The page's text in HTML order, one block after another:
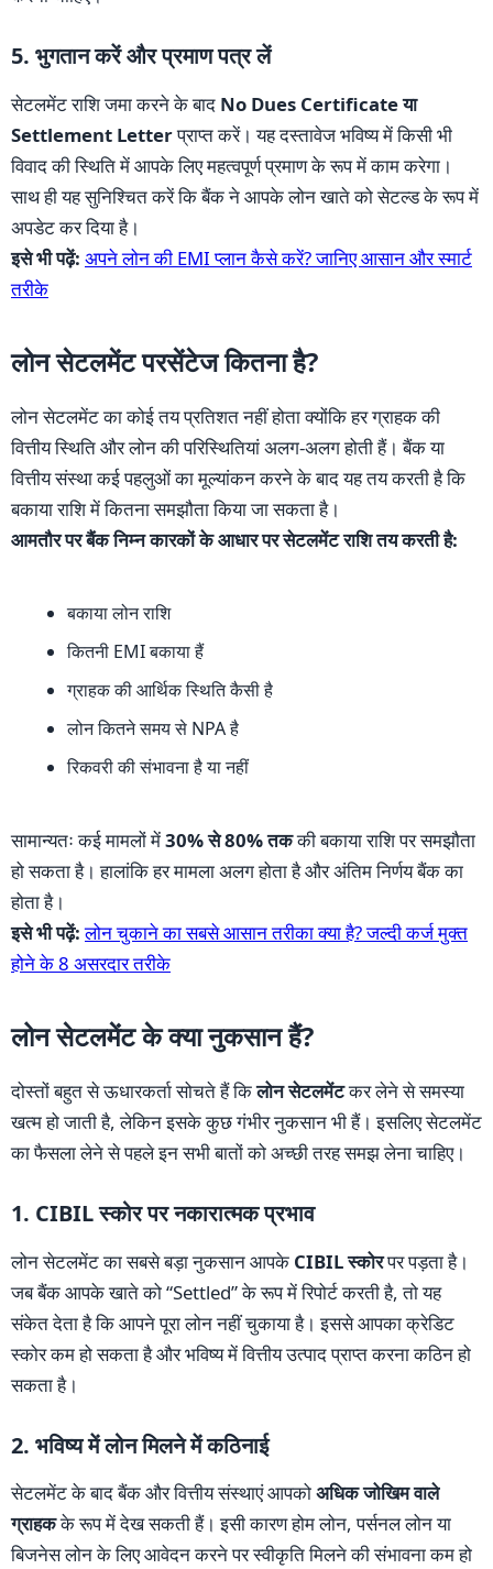
5. भुगतान करें और प्रमाण पत्र लें
सेटलमेंट राशि जमा करने के बाद No Dues Certificate या
Settlement Letterप्राप्त करें। यह दस्तावेज भविष्य में किसी भी
विवाद की स्थिति में आपके लिए महत्वपूर्ण प्रमाण के रूप में काम करेगा।
साथ ही यह सुनिश्चित करें कि बैंक ने आपके लोन खाते को सेटल्ड के रूप में
अपडेट कर दिया है।
इसे भी पढ़ें: अपने लोन की EMI प्लान कैसे करें? जानिए आसान और स्मार्ट
तरीके
लोन सेटलमेंट परसेंटेज कितना है?
लोन सेटलमेंट का कोई तय प्रतिशत नहीं होता क्योंकि हर ग्राहक की
वित्तीय स्थिति और लोन की परिस्थितियां अलग-अलग होती हैं। बैंक या
वित्तीय संस्था कई पहलुओं का मूल्यांकन करने के बाद यह तय करती है कि
बकाया राशि में कितना समझौता किया जा सकता है।
आमतौर पर बैंक निम्न कारकों के आधार पर सेटलमेंट राशि तय करती है:
बकाया लोन राशि
कितनी EMI बकाया हैं
ग्राहक की आर्थिक स्थिति कैसी है
लोन कितने समय से NPA है
रिकवरी की संभावना है या नहीं
सामान्यतः कई मामलों में30% से 80% तककी बकाया राशि पर समझौता
हो सकता है। हालांकि हर मामला अलग होता है और अंतिम निर्णय बैंक का
होता है।
इसे भी पढ़ें: लोन चुकाने का सबसे आसान तरीका क्या है? जल्दी कर्ज मुक्त
होने के 8 असरदार तरीके
लोन सेटलमेंट के क्या नुकसान हैं?
दोस्तों बहुत से ऊधारकर्ता सोचते हैं किलोन सेटलमेंटकर लेने से समस्या
खत्म हो जाती है, लेकिन इसके कुछ गंभीर नुकसान भी हैं। इसलिए सेटलमेंट
का फैसला लेने से पहले इन सभी बातों को अच्छी तरह समझ लेना चाहिए।
1. CIBIL स्कोर पर नकारात्मक प्रभाव
लोन सेटलमेंट का सबसे बड़ा नुकसान आपके CIBIL स्कोरपर पड़ता है।
जब बैंक आपके खाते को “Settled” के रूप में रिपोर्ट करती है, तो यह
संकेत देता है कि आपने पूरा लोन नहीं चुकाया है। इससे आपका क्रेडिट
स्कोर कम हो सकता है और भविष्य में वित्तीय उत्पाद प्राप्त करना कठिन हो
सकता है।
2. भविष्य में लोन मिलने में कठिनाई
सेटलमेंट के बाद बैंक और वित्तीय संस्थाएं आपकोअधिक जोखिम वाले
ग्राहकके रूप में देख सकती हैं। इसी कारण होम लोन, पर्सनल लोन या
बिजनेस लोन के लिए आवेदन करने पर स्वीकृति मिलने की संभावना कम हो